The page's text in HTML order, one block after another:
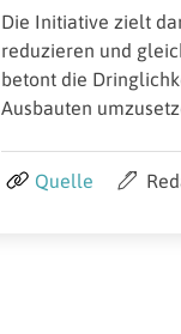
Die Initiative zielt
reduzieren und
betont die
Ausbauten
Quelle